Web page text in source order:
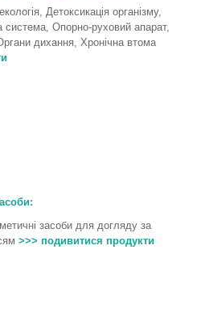
Детоксикація організму,
система, Опорно-руховий апарат,
дихання, Хронічна втома
засоби для догляду за
>>> подивитися продукти